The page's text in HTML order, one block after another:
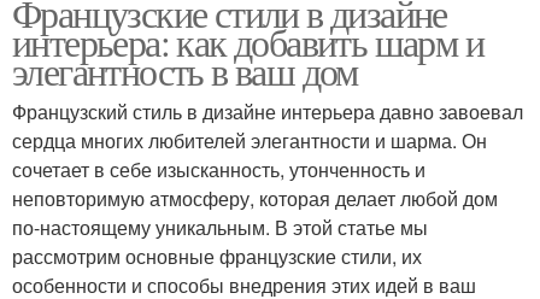
Французские стили в дизайне
интерьера: как добавить шарм и
элегантность в ваш дом
Французский стиль в дизайне интерьера давно завоевал
сердца многих любителей элегантности и шарма. Он
сочетает в себе изысканность, утонченность и
неповторимую атмосферу, которая делает любой дом
по-настоящему уникальным. В этой статье мы
рассмотрим основные французские стили, их
особенности и способы внедрения этих идей в ваш